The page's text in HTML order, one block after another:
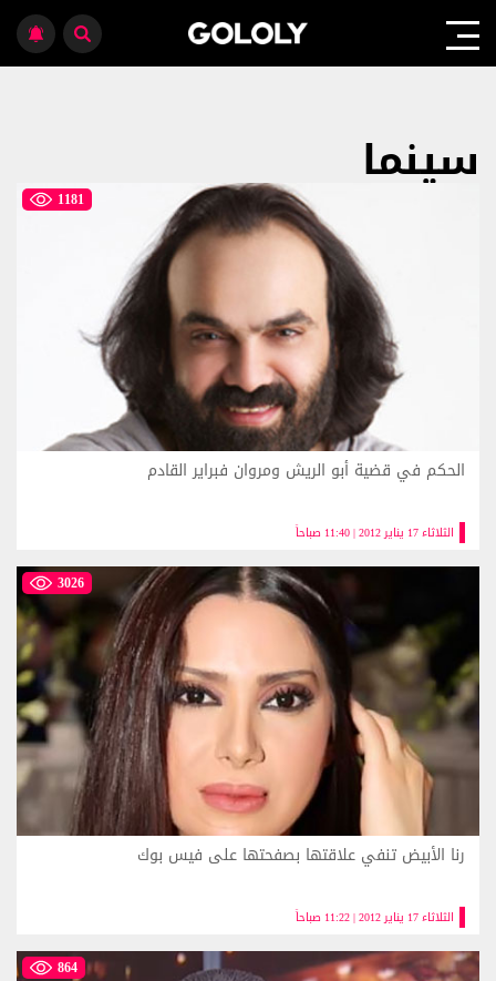
سينما
1181
الثلاثاء 17 يناير 2012 | 11:40 صباحاً
الحكم في قضية أبو الريش ومروان فبراير القادم
3026
الثلاثاء 17 يناير 2012 | 11:22 صباحاً
رنا الأبيض تنفي علاقتها بصفحتها على فيس بوك
864